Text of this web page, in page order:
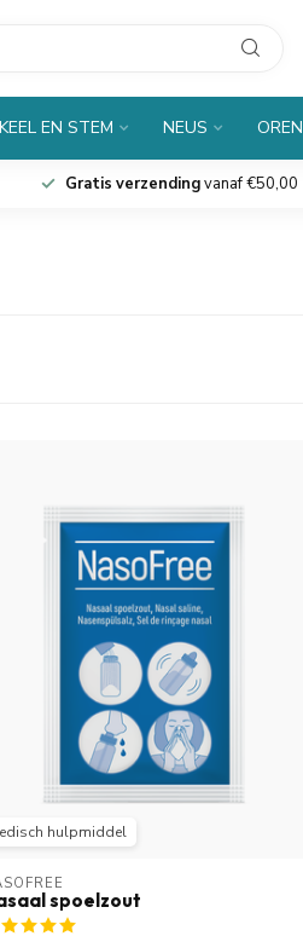
KEEL EN STEM NEUS OREN
Gratis verzendingvanaf €50,00
hulpmiddel
spoelzout